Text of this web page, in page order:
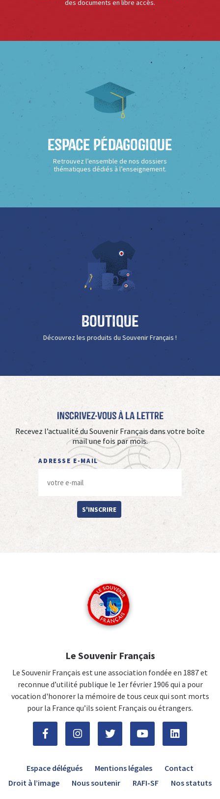
des documents en libre accès.
Espace Pédagogique
Retrouvez l’ensemble de nos dossiers
thématiques dédiés à l’enseignement.
Boutique
Découvrez les produits du Souvenir Français !
Inscrivez-vous à La Lettre
Recevez l’actualité du Souvenir Français dans votre boîte
mail une fois par mois.
ADRESSE E-MAIL
S'INSCRIRE
Le Souvenir Français
Le Souvenir Français est une association fondée en 1887 et
reconnue d’utilité publique le 1er février 1906 qui a pour
vocation d'honorer la mémoire de tous ceux qui sont morts
pour la France qu’ils soient Français ou étrangers.
Espace délégués Mentions légales
Contact
Droit à l’image
Nous soutenir RAFI-SF Nos statuts